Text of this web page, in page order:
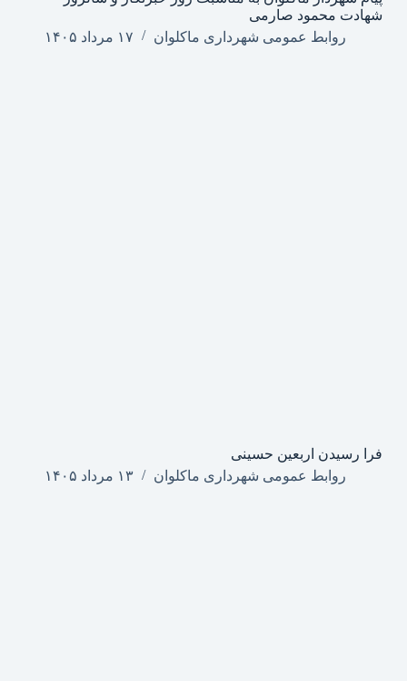
شهادت محمود صارمی
روابط عمومی شهرداری ماکلوان
۱۷ مرداد ۱۴۰۵
فرا رسیدن اربعین حسینی
روابط عمومی شهرداری ماکلوان
۱۳ مرداد ۱۴۰۵